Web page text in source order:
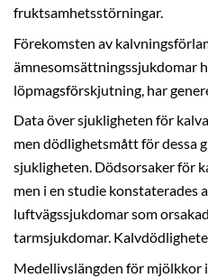
fruktsamhetsstörningar.
Förekomsten av
ämnesomsättningssjukdomar
löpmagsförskjutning, har
Data över sjukligheten för
men dödlighetsmått för dessa
sjukligheten. Dödsorsaker för
men i en studie konstaterades
luftvägssjukdomar som
tarmsjukdomar.
Medellivslängden för mjölkkor